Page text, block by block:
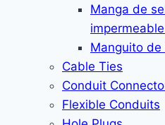
Manga de
Manguito
Cable Ties
Conduit
Flexible Conduits